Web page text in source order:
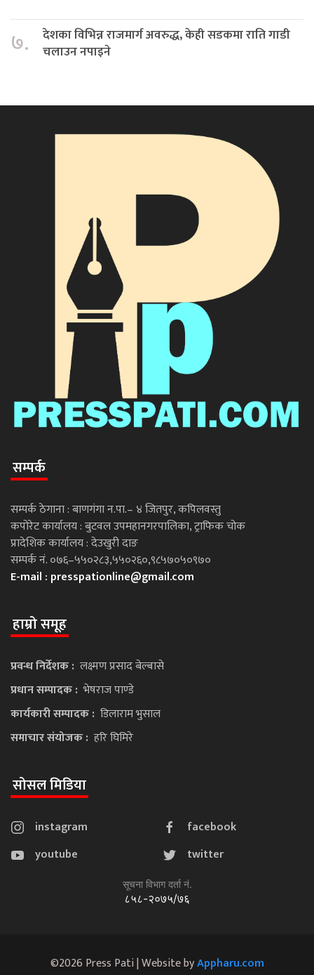
७.
देशका विभिन्न राजमार्ग अवरुद्ध, केही सडकमा राति गाडी
चलाउन नपाइने
सम्पर्क
सम्पर्क ठेगाना : बाणगंगा न.पा.– ४ जितपुर, कपिलवस्तु
कपोरेट कार्यालय : बुटवल उपमहानगरपालिका, ट्राफिक चोक
प्रादेशिक कार्यालय : देउखुरी दाङ
सम्पर्क नं. ०७६–५५०२८३,५५०२६०,९८५७०५०९७०
E-mail : presspationline@gmail.com
हाम्रो समूह
प्रवन्ध निर्देशक : लक्ष्मण प्रसाद बेल्बासे
प्रधान सम्पादक : भेषराज पाण्डे
कार्यकारी सम्पादक : डिलाराम भुसाल
समाचार संयोजक : हरि घिमिरे
सोसल मिडिया
instagram
facebook
youtube
twitter
सूचना विभाग दर्ता नं.
८५८-२०७५/७६
©2026 Press Pati | Website byAppharu.com